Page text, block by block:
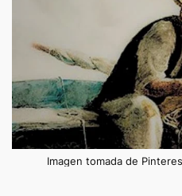
Imagen tomada de